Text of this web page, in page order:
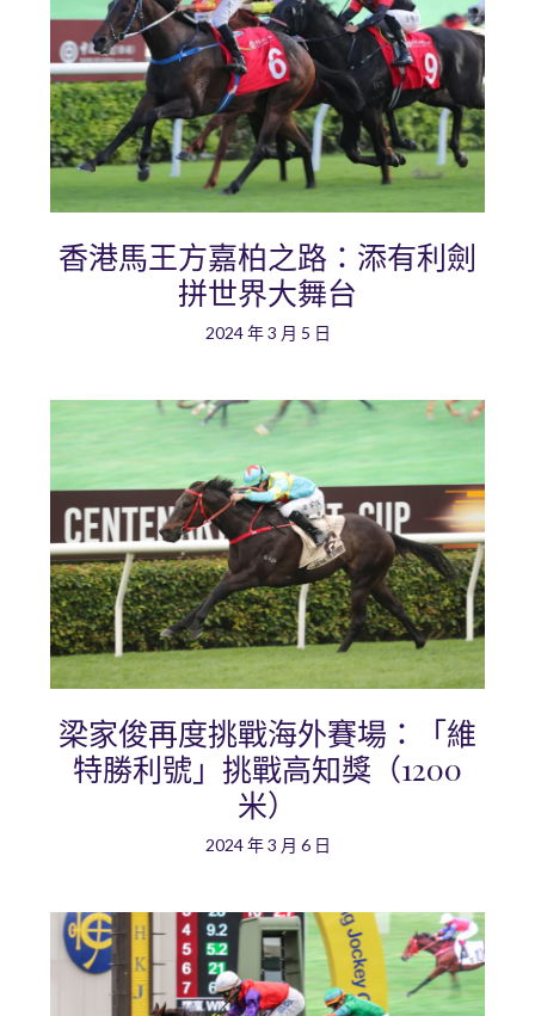
香港馬王方嘉柏之路：添有利劍
拼世界大舞台
2024 年 3 月 5 日
梁家俊再度挑戰海外賽場：「維
特勝利號」挑戰高知獎（1200
米）
2024 年 3 月 6 日